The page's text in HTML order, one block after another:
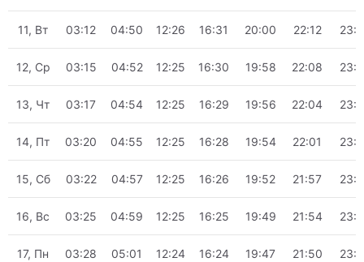
11, Вт 03:12 04:50 12:26 16:31 20:00 22:12
12, Ср 03:15 04:52 12:25 16:30 19:58 22:08
13, Чт 03:17 04:54 12:25 16:29 19:56 22:04
14, Пт 03:20 04:55 12:25 16:28 19:54 22:01
15, Сб 03:22 04:57 12:25 16:26 19:52 21:57
16, Вс 03:25 04:59 12:25 16:25 19:49 21:54
17, Пн 03:28 05:01 12:24 16:24 19:47 21:50